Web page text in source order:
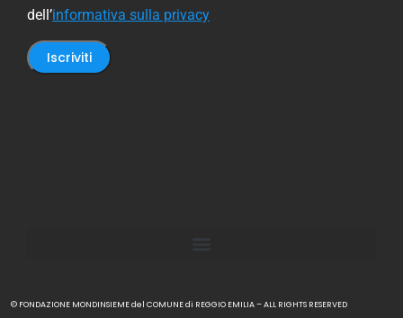
dell’informativa sulla privacy
© FONDAZIONE MONDINSIEME del COMUNE di REGGIO EMILIA – ALL RIGHTS RESERVED